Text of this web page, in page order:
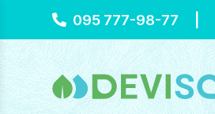
095 777-98-77